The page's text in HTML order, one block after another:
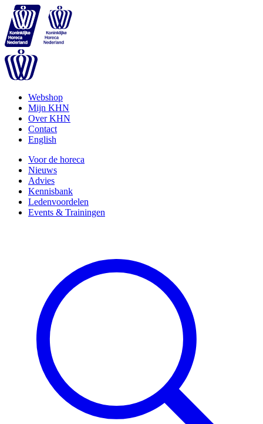
Webshop
Mijn KHN
Over KHN
Contact
English
Voor de horeca
Nieuws
Advies
Kennisbank
Ledenvoordelen
Events & Trainingen